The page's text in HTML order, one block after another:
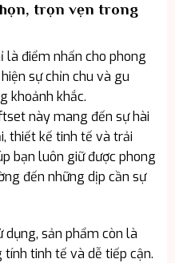
trọn vẹn trong
là điểm nhấn cho phong
sự chỉn chu và gu
khoảnh khắc.
này mang đến sự hài
thiết kế tinh tế và trải
bạn luôn giữ được phong
đến những dịp cần sự
dụng, sản phẩm còn là
tinh tế và dễ tiếp cận.